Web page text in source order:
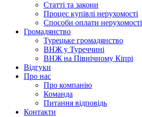
Статті та закони
Процес купівлі нерухомості
Способи оплати нерухомості
Громадянство
Турецьке громадянство
ВНЖ у Туреччині
ВНЖ на Північному Кіпрі
Відгуки
Про нас
Про компанію
Команда
Питання відповідь
Контакти